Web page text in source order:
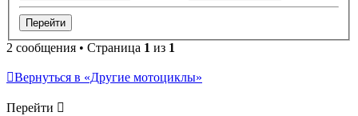
2 сообщения • Страница 1 из 1
Вернуться в «Другие мотоциклы»
Перейти